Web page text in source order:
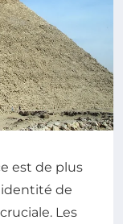
est de plus
identité de
Les